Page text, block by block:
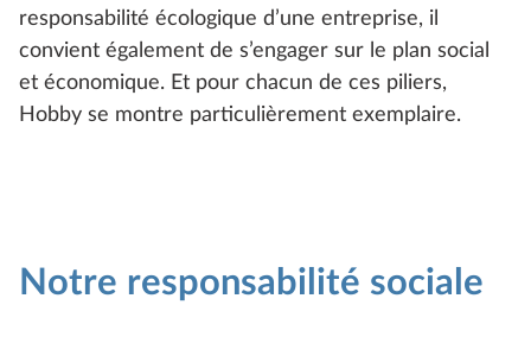
responsabilité écologique d’une entreprise, il
convient également de s’engager sur le plan social
et économique. Et pour chacun de ces piliers,
Hobby se montre particulièrement exemplaire.
Notre responsabilité sociale